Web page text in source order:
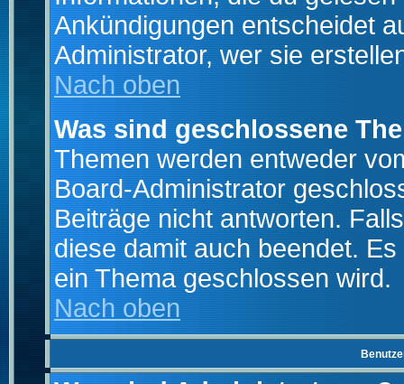
Ankündigungen entscheidet
Administrator, wer sie
Nach oben
Was sind geschlossene
Themen werden entweder
Board-Administrator
Beiträge nicht antworten.
diese damit auch beendet.
ein Thema geschlossen wird.
Nach oben